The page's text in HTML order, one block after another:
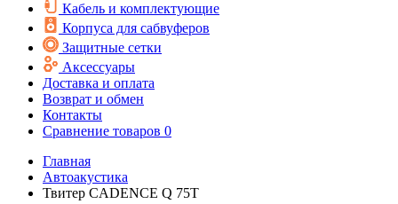
Кабель и комплектующие
Корпуса для сабвуферов
Защитные сетки
Аксессуары
Доставка и оплата
Возврат и обмен
Контакты
Сравнение товаров 0
Главная
Автоакустика
Твитер CADENCE Q 75T